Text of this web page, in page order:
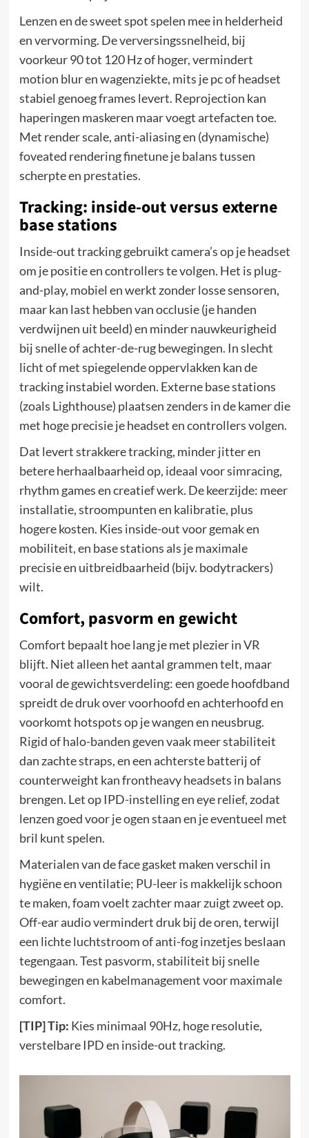
Lenzen en de sweet spot spelen mee in helderheid
en vervorming. De verversingssnelheid, bij
voorkeur 90 tot 120 Hz of hoger, vermindert
motion blur en wagenziekte, mits je pc of headset
stabiel genoeg frames levert. Reprojection kan
haperingen maskeren maar voegt artefacten toe.
Met render scale, anti-aliasing en (dynamische)
foveated rendering finetune je balans tussen
scherpte en prestaties.
Tracking: inside-out versus externe
base stations
Inside-out tracking gebruikt camera’s op je headset
om je positie en controllers te volgen. Het is plug-
and-play, mobiel en werkt zonder losse sensoren,
maar kan last hebben van occlusie (je handen
verdwijnen uit beeld) en minder nauwkeurigheid
bij snelle of achter-de-rug bewegingen. In slecht
licht of met spiegelende oppervlakken kan de
tracking instabiel worden. Externe base stations
(zoals Lighthouse) plaatsen zenders in de kamer die
met hoge precisie je headset en controllers volgen.
Dat levert strakkere tracking, minder jitter en
betere herhaalbaarheid op, ideaal voor simracing,
rhythm games en creatief werk. De keerzijde: meer
installatie, stroompunten en kalibratie, plus
hogere kosten. Kies inside-out voor gemak en
mobiliteit, en base stations als je maximale
precisie en uitbreidbaarheid (bijv. bodytrackers)
wilt.
Comfort, pasvorm en gewicht
Comfort bepaalt hoe lang je met plezier in VR
blijft. Niet alleen het aantal grammen telt, maar
vooral de gewichtsverdeling: een goede hoofdband
spreidt de druk over voorhoofd en achterhoofd en
voorkomt hotspots op je wangen en neusbrug.
Rigid of halo-banden geven vaak meer stabiliteit
dan zachte straps, en een achterste batterij of
counterweight kan frontheavy headsets in balans
brengen. Let op IPD-instelling en eye relief, zodat
lenzen goed voor je ogen staan en je eventueel met
bril kunt spelen.
Materialen van de face gasket maken verschil in
hygiëne en ventilatie; PU-leer is makkelijk schoon
te maken, foam voelt zachter maar zuigt zweet op.
Off-ear audio vermindert druk bij de oren, terwijl
een lichte luchtstroom of anti-fog inzetjes beslaan
tegengaan. Test pasvorm, stabiliteit bij snelle
bewegingen en kabelmanagement voor maximale
comfort.
[TIP] Tip: Kies minimaal 90Hz, hoge resolutie,
verstelbare IPD en inside-out tracking.